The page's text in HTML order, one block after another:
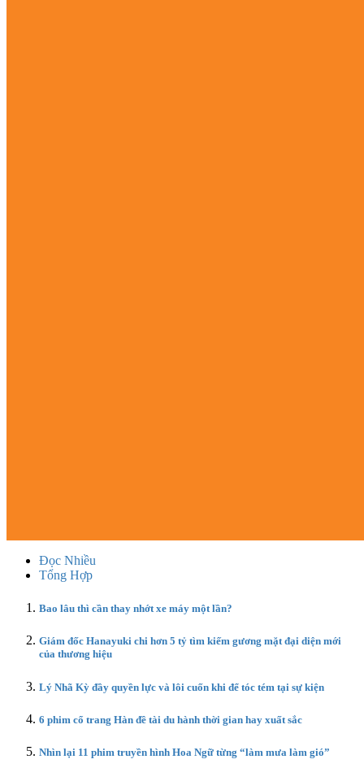
Đọc Nhiều
Tổng Hợp
Bao lâu thì cần thay nhớt xe máy một lần?
Giám đốc Hanayuki chi hơn 5 tỷ tìm kiếm gương mặt đại diện mới
của thương hiệu
Lý Nhã Kỳ đầy quyền lực và lôi cuốn khi để tóc tém tại sự kiện
6 phim cổ trang Hàn đề tài du hành thời gian hay xuất sắc
Nhìn lại 11 phim truyền hình Hoa Ngữ từng “làm mưa làm gió”